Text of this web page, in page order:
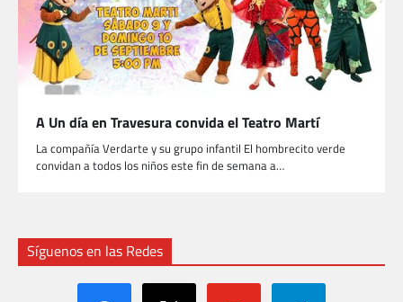
A Un día en Travesura convida el Teatro Martí
La compañía Verdarte y su grupo infantil El hombrecito verde
convidan a todos los niños este fin de semana a…
Síguenos en las Redes
facebook x youtube telegram